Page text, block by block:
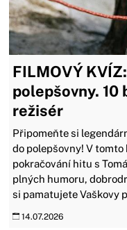
FILMOVÝ
polepšovny. 10
režisér
Připomeňte si
do polepšovny! V
pokračování hitu s
plných humoru,
si pamatujete Vaškovy
14.07.2026